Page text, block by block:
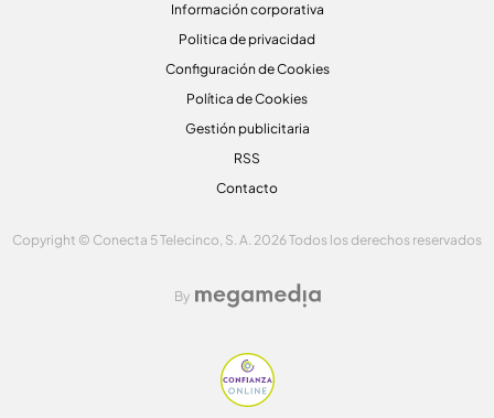
Información corporativa
Politica de privacidad
Configuración de Cookies
Política de Cookies
Gestión publicitaria
RSS
Contacto
Copyright © Conecta 5 Telecinco, S. A. 2026 Todos los derechos reservados
By